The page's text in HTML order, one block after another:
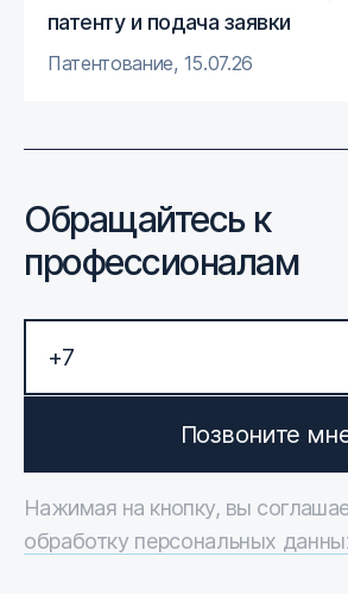
патенту и подача заявки
Патентование, 15.07.26
Обращайтесь к
профессионалам
Позвоните
Нажимая на кнопку, вы
обработку персональных